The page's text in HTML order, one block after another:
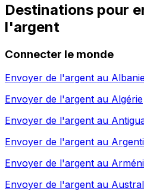
Destinations pour
l'argent
Connecter le monde
Envoyer de l'argent au
Envoyer de l'argent au Algérie
Envoyer de l'argent au
Envoyer de l'argent au
Envoyer de l'argent au
Envoyer de l'argent au